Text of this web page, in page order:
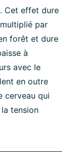
Cet effet dure
par
forêt et dure
à
avec le
en outre
cerveau qui
tension